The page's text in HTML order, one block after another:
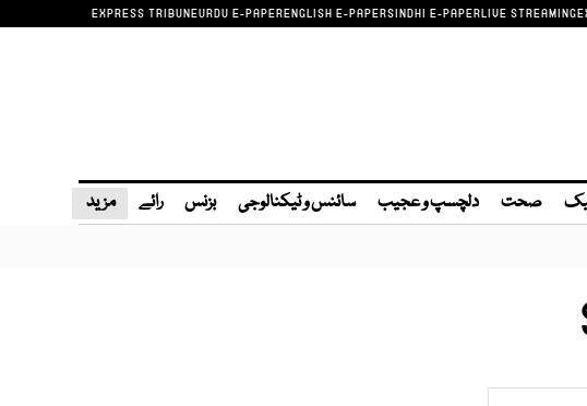
EXPRESS TRIBUNEURDU E-PAPERENGLISH E-PAPERSINDHI E-PAPERLIVE STREAMING
صحت دلچسپ و عجیب سائنس و ٹیکنالوجی بزنس رائے مزید